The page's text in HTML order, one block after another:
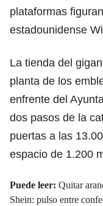
plataformas
estadounidense
La tienda del
planta de los
enfrente del
dos pasos de la
puertas a las
espacio de 1.200
Puede leer: Quitar
Shein: pulso entre